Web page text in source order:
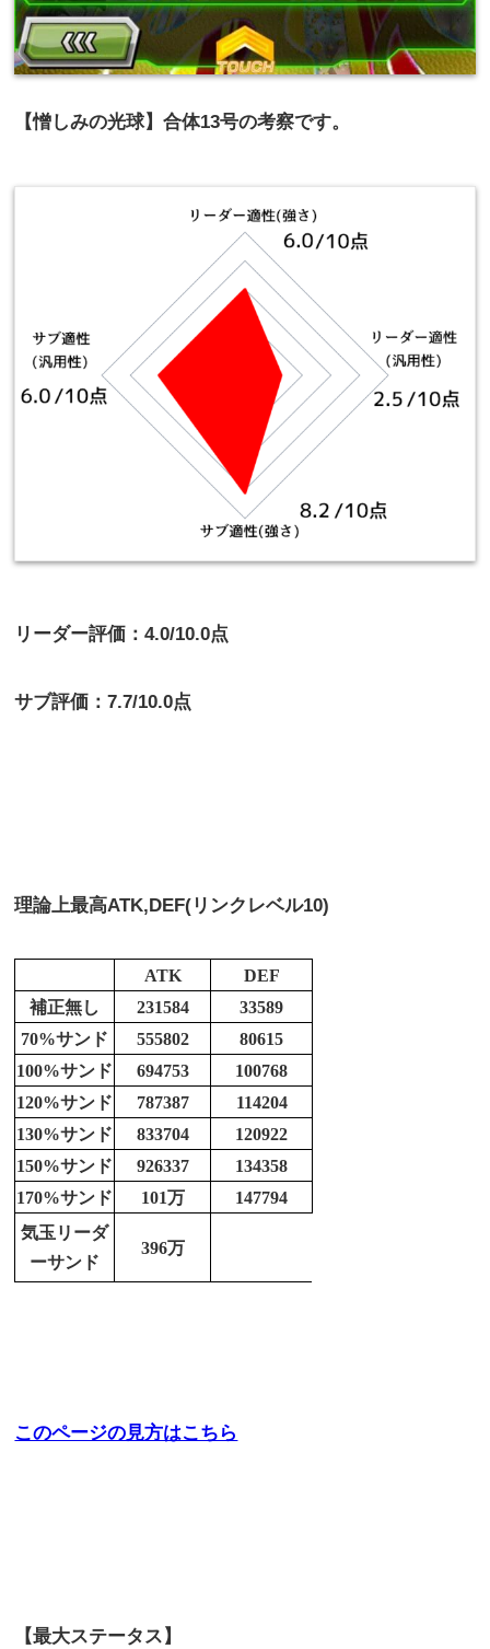
【憎しみの光球】合体13号の考察です。
リーダー評価：4.0/10.0点
サブ評価：7.7/10.0点
理論上最高ATK,DEF(リンクレベル10)
ATK
DEF
補正無し
231584
33589
70%サンド
555802
80615
100%サンド
694753
100768
120%サンド
787387
114204
130%サンド
833704
120922
150%サンド
926337
134358
170%サンド
101万
147794
気玉リーダ
ーサンド
396万
このページの見方はこちら
【最大ステータス】